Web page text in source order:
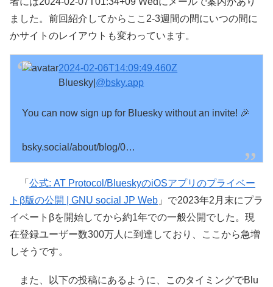
ました。前回紹介してからここ2-3週間の間にいつの間に
かサイトのレイアウトも変わっています。
2024-02-06T14:09:49.460Z
Bluesky| @bsky.app
You can now sign up for Bluesky without an invite! 🎉
bsky.social/about/blog/0…
「 公式: AT Protocol/BlueskyのiOSアプリのプライベー
トβ版の公開 | GNU social JP Web 」で2023年2月末にプラ
イベートβを開始してから約1年での一般公開でした。現
在登録ユーザー数300万人に到達しており、ここから急増
しそうです。
また、以下の投稿にあるように、このタイミングでBlu